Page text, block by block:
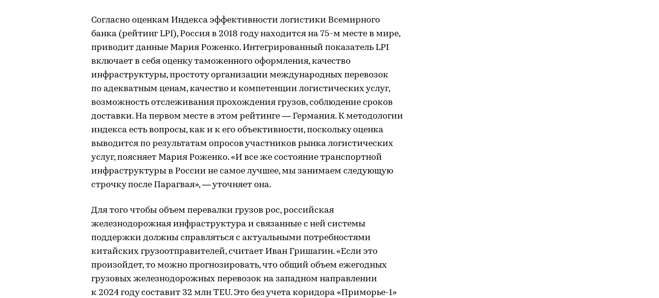
Согласно оценкам Индекса эффективности логистики Всемирного
банка (рейтинг LPI), Россия в 2018 году находится на 75-м месте в мире,
приводит данные Мария Роженко. Интегрированный показатель LPI
включает в себя оценку таможенного оформления, качество
инфраструктуры, простоту организации международных перевозок
по адекватным ценам, качество и компетенции логистических услуг,
возможность отслеживания прохождения грузов, соблюдение сроков
доставки. На первом месте в этом рейтинге — Германия. К методологии
индекса есть вопросы, как и к его объективности, поскольку оценка
выводится по результатам опросов участников рынка логистических
услуг, поясняет Мария Роженко. «И все же состояние транспортной
инфраструктуры в России не самое лучшее, мы занимаем следующую
строчку после Парагвая», — уточняет она.
Для того чтобы объем перевалки грузов рос, российская
железнодорожная инфраструктура и связанные с ней системы
поддержки должны справляться с актуальными потребностями
китайских грузоотправителей, считает Иван Гришагин. «Если это
произойдет, то можно прогнозировать, что общий объем ежегодных
грузовых железнодорожных перевозок на западном направлении
к 2024 году составит 32 млн TEU. Это без учета коридора «Приморье-1»